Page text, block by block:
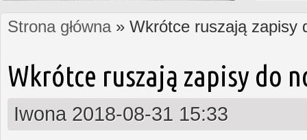
Jesteś tutaj
Strona główna» Wkrótce ruszają zapisy
Wkrótce ruszają zapisy do
Iwona 2018-08-31 15:33